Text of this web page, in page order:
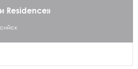
Residence»